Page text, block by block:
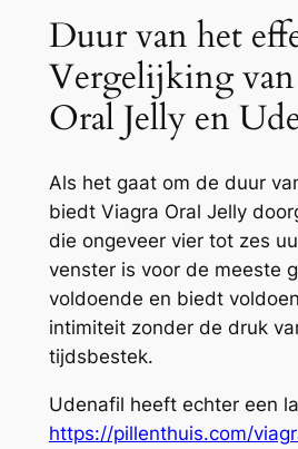
Duur van het
Vergelijking
Oral Jelly en
Als het gaat om de duur
biedt Viagra Oral Jelly
die ongeveer vier tot zes
venster is voor de meeste
voldoende en biedt
intimiteit zonder de druk
tijdsbestek.
Udenafil heeft echter een
https://pillenthuis.com/